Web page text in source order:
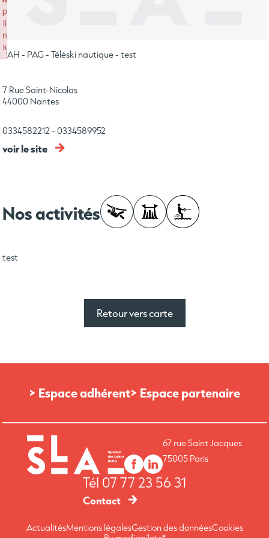
PAH - PAG - Téléski nautique - test
7 Rue Saint-Nicolas
44000 Nantes
0334582212- 0334589952
voir le site
Nos activités
test
Retour vers carte
> Espace adhérent> Espace partenaire
67 rue Saint Jacques
75005 Paris
Tél 07 77 23 56 31
Contact
ActualitésMentions légalesGestion des donnéesCookies
p
li
n
k
to initialize plugin: wplink